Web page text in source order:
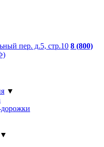
пер. д.5, стр.10 8 (800)
▼
▼